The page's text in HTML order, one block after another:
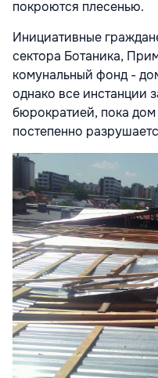
покроются плесенью.
Инициативные
сектора Ботаника,
комунальный фонд -
однако все инстанции
бюрократией, пока дом
постепенно